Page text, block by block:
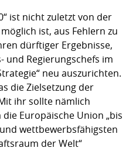
ist nicht zuletzt von der
ist, aus Fehlern zu
dürftiger Ergebnisse,
und Regierungschefs im
neu auszurichten.
die Zielsetzung der
ihr sollte nämlich
Europäische Union „bis
wettbewerbsfähigsten
der Welt“